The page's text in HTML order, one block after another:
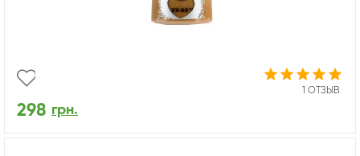
1 ОТЗЫВ
298 грн.